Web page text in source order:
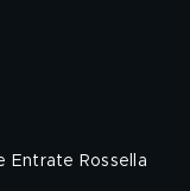
Entrate Rossella